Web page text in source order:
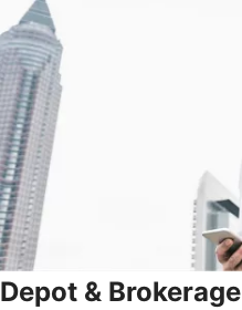
Depot & Brokerage